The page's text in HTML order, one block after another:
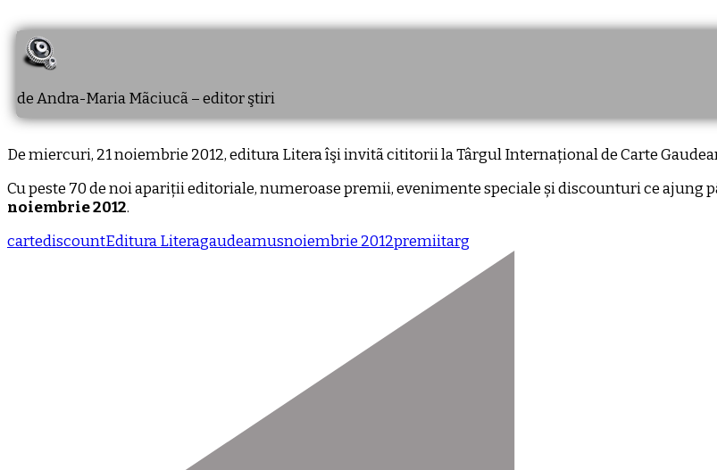
de Andra-Maria Mãciucã – editor ştiri
De miercuri, 21 noiembrie 2012, editura Litera îşi invitã cititorii la Târgul Internațional de Carte
Cu peste 70 de noi apariții editoriale, numeroase premii, evenimente speciale și discounturi ce ajung
noiembrie 2012.
cartediscountEditura Literagaudeamusnoiembrie 2012premiitarg